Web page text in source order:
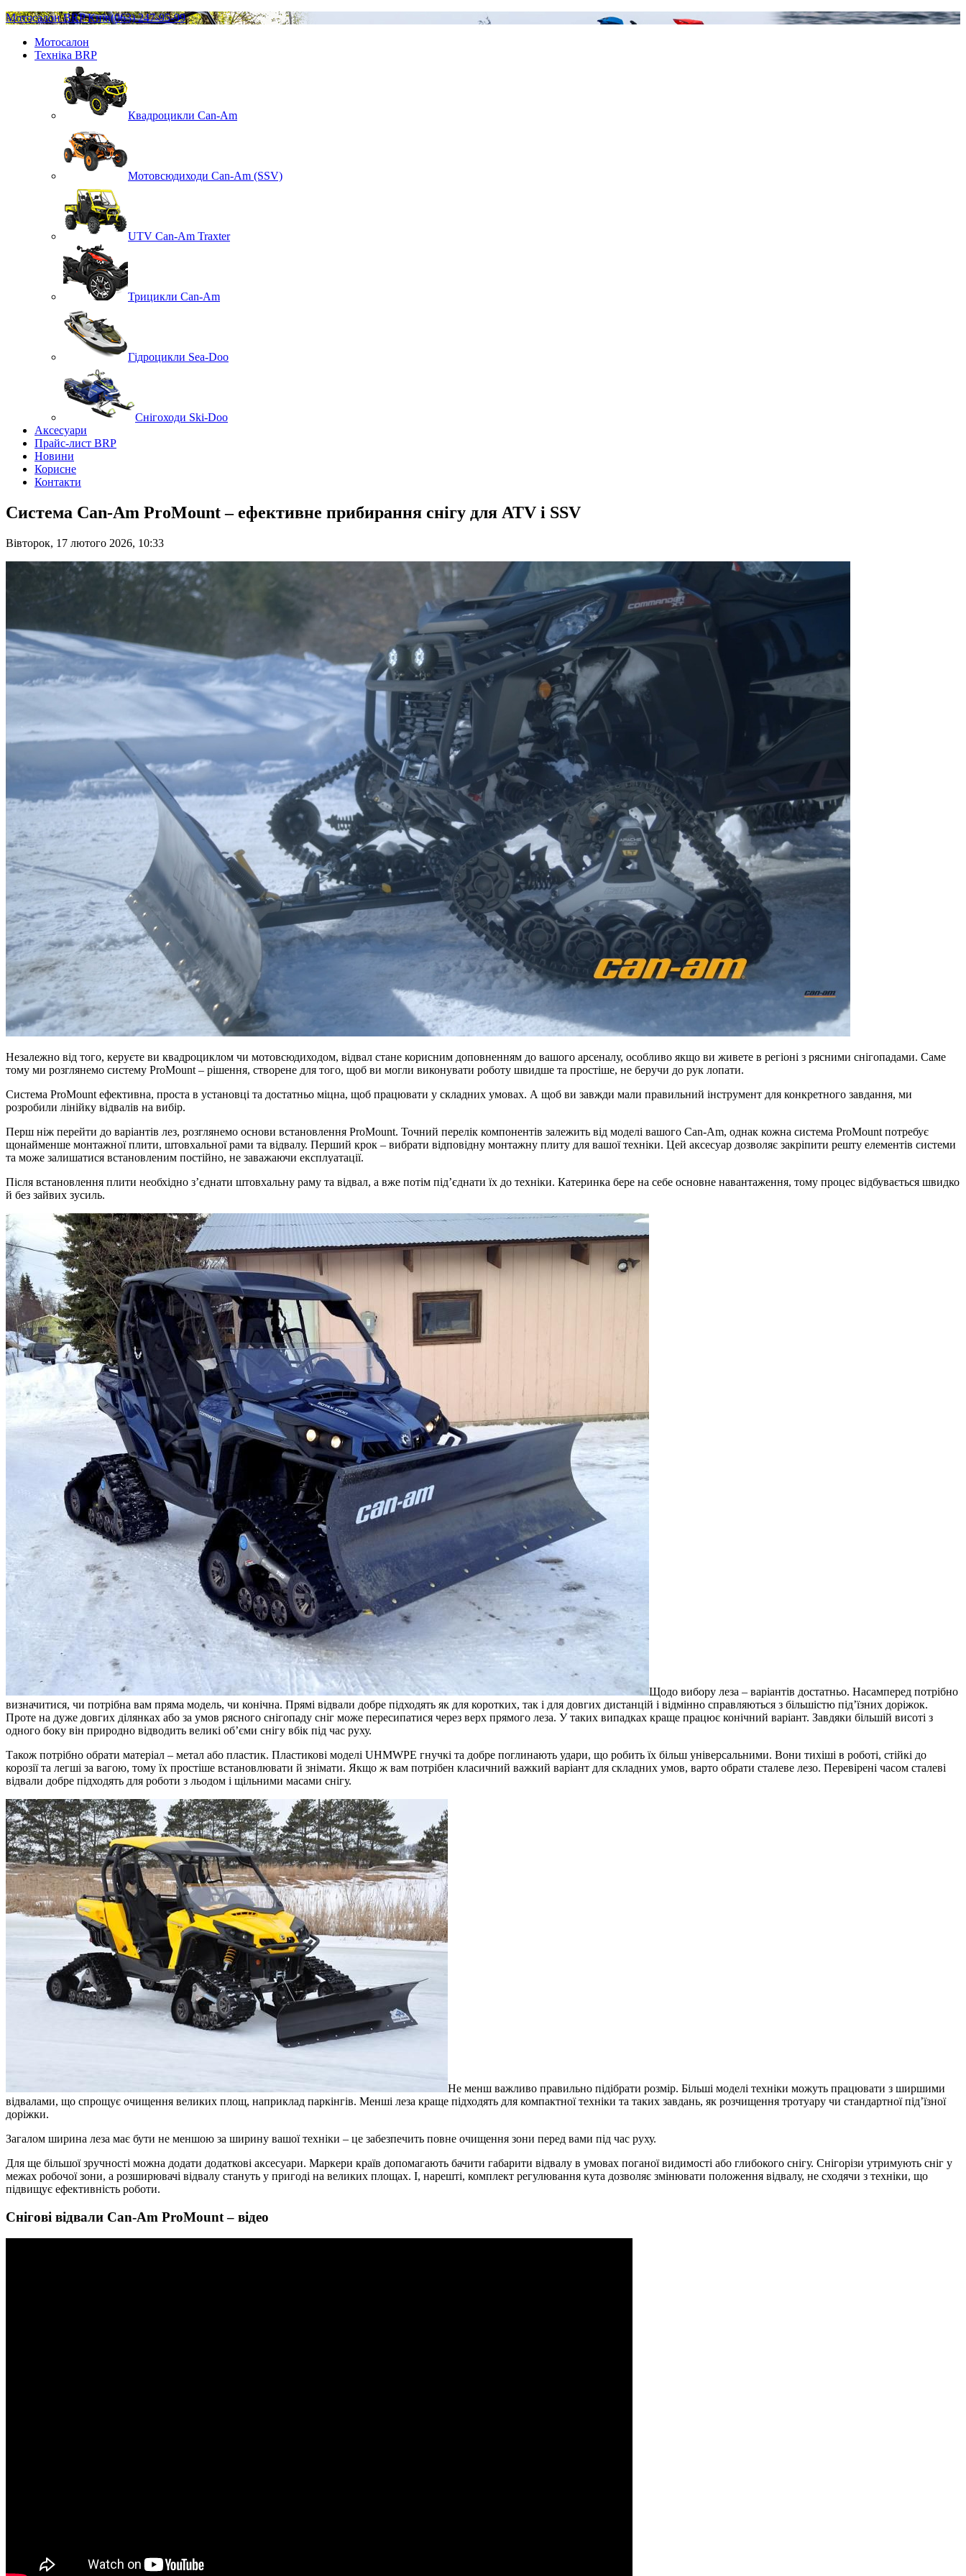
Мотосалон BRP Київ(063) 247-95-99
Мотосалон
Техніка BRP
Квадроцикли Can-Am
Мотовсюдиходи Can-Am (SSV)
UTV Can-Am Traxter
Трицикли Can-Am
Гідроцикли Sea-Doo
Снігоходи Ski-Doo
Аксесуари
Прайс-лист BRP
Новини
Корисне
Контакти
Система Can-Am ProMount – ефективне прибирання снігу для ATV і SSV
Вівторок, 17 лютого 2026, 10:33
Незалежно від того, керуєте ви квадроциклом чи мотовсюдиходом, відвал стане корисним доповненням до вашого арсеналу, особливо якщо ви живете в регіоні з рясними снігопадами. Саме
тому ми розглянемо систему ProMount – рішення, створене для того, щоб ви могли виконувати роботу швидше та простіше, не беручи до рук лопати.
Система ProMount ефективна, проста в установці та достатньо міцна, щоб працювати у складних умовах. А щоб ви завжди мали правильний інструмент для конкретного завдання, ми
розробили лінійку відвалів на вибір.
Перш ніж перейти до варіантів лез, розглянемо основи встановлення ProMount. Точний перелік компонентів залежить від моделі вашого Can-Am, однак кожна система ProMount потребує
щонайменше монтажної плити, штовхальної рами та відвалу. Перший крок – вибрати відповідну монтажну плиту для вашої техніки. Цей аксесуар дозволяє закріпити решту елементів системи
та може залишатися встановленим постійно, не заважаючи експлуатації.
Після встановлення плити необхідно з’єднати штовхальну раму та відвал, а вже потім під’єднати їх до техніки. Катеринка бере на себе основне навантаження, тому процес відбувається швидко
й без зайвих зусиль.
Щодо вибору леза – варіантів достатньо. Насамперед потрібно
визначитися, чи потрібна вам пряма модель, чи конічна. Прямі відвали добре підходять як для коротких, так і для довгих дистанцій і відмінно справляються з більшістю під’їзних доріжок.
Проте на дуже довгих ділянках або за умов рясного снігопаду сніг може пересипатися через верх прямого леза. У таких випадках краще працює конічний варіант. Завдяки більшій висоті з
одного боку він природно відводить великі об’єми снігу вбік під час руху.
Також потрібно обрати матеріал – метал або пластик. Пластикові моделі UHMWPE гнучкі та добре поглинають удари, що робить їх більш універсальними. Вони тихіші в роботі, стійкі до
корозії та легші за вагою, тому їх простіше встановлювати й знімати. Якщо ж вам потрібен класичний важкий варіант для складних умов, варто обрати сталеве лезо. Перевірені часом сталеві
відвали добре підходять для роботи з льодом і щільними масами снігу.
Не менш важливо правильно підібрати розмір. Більші моделі техніки можуть працювати з ширшими
відвалами, що спрощує очищення великих площ, наприклад паркінгів. Менші леза краще підходять для компактної техніки та таких завдань, як розчищення тротуару чи стандартної під’їзної
доріжки.
Загалом ширина леза має бути не меншою за ширину вашої техніки – це забезпечить повне очищення зони перед вами під час руху.
Для ще більшої зручності можна додати додаткові аксесуари. Маркери країв допомагають бачити габарити відвалу в умовах поганої видимості або глибокого снігу. Снігорізи утримують сніг у
межах робочої зони, а розширювачі відвалу стануть у пригоді на великих площах. І, нарешті, комплект регулювання кута дозволяє змінювати положення відвалу, не сходячи з техніки, що
підвищує ефективність роботи.
Снігові відвали Can-Am ProMount – відео